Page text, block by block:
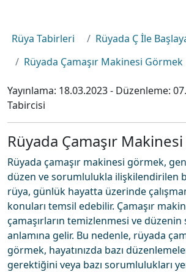
Rüya Tabirleri
Rüyada Ç İle
Rüyada Çamaşır Makinesi Görmek
Yayınlama: 18.03.2023- Düzenleme:
Tabircisi
Rüyada Çamaşır
Rüyada çamaşır makinesi görmek,
düzen ve sorumlulukla ilişkilendirilen
rüya, günlük hayatta üzerinde
konuları temsil edebilir. Çamaşır
çamaşırların temizlenmesi ve düzenin
anlamına gelir. Bu nedenle, rüyada
görmek, hayatınızda bazı
gerektiğini veya bazı sorumlulukları